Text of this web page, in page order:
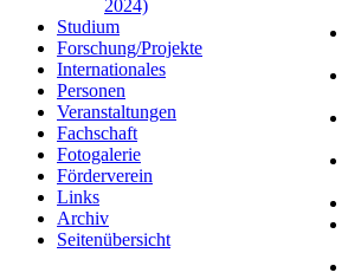
2024)
Studium
Forschung/Projekte
Internationales
Personen
Veranstaltungen
Fachschaft
Fotogalerie
Förderverein
Links
Archiv
Seitenübersicht